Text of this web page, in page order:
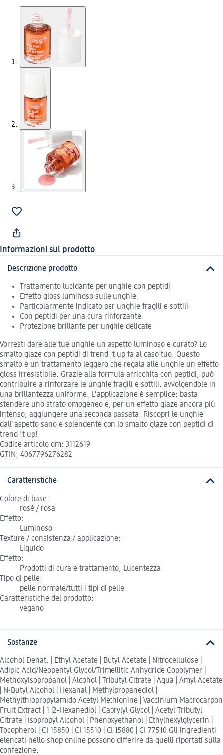
Informazioni sul prodotto
Descrizione prodotto
Trattamento lucidante per unghie con peptidi
Effetto gloss luminoso sulle unghie
Particolarmente indicato per unghie fragili e sottili
Con peptidi per una cura rinforzante
Protezione brillante per unghie delicate
Vorresti dare alle tue unghie un aspetto luminoso e curato? Lo
smalto glaze con peptidi di trend !t up fa al caso tuo. Questo
smalto è un trattamento leggero che regala alle unghie un effetto
gloss irresistibile. Grazie alla formula arricchita con peptidi, può
contribuire a rinforzare le unghie fragili e sottili, avvolgendole in
una brillantezza uniforme. L'applicazione è semplice: basta
stendere uno strato omogeneo e, per un effetto glaze ancora più
intenso, aggiungere una seconda passata. Riscopri le unghie
dall'aspetto sano e splendente con lo smalto glaze con peptidi di
trend !t up!
Codice articolo dm: 3112619
GTIN: 4067796276282
Caratteristiche
Colore di base:
rosé / rosa
Effetto:
Luminoso
Texture / consistenza / applicazione:
Liquido
Effetto:
Prodotti di cura e trattamento, Lucentezza
Tipo di pelle:
pelle normale/tutti i tipi di pelle
Caratteristiche del prodotto:
vegano
Sostanze
Alcohol Denat. | Ethyl Acetate | Butyl Acetate | Nitrocellulose |
Adipic Acid/Neopentyl Glycol/Trimellitic Anhydride Copolymer |
Methoxyisopropanol | Alcohol | Tributyl Citrate | Aqua | Amyl Acetate
| N-Butyl Alcohol | Hexanal | Methylpropanediol |
Methylthiopropylamido Acetyl Methionine | Vaccinium Macrocarpon
Fruit Extract | 1 |2-Hexanediol | Caprylyl Glycol | Acetyl Tributyl
Citrate | Isopropyl Alcohol | Phenoxyethanol | Ethylhexylglycerin |
Tocopherol | CI 15850 | CI 15510 | CI 15880 | CI 77510 Gli ingredienti
elencati nello shop online possono differire da quelli riportati sulla
confezione.